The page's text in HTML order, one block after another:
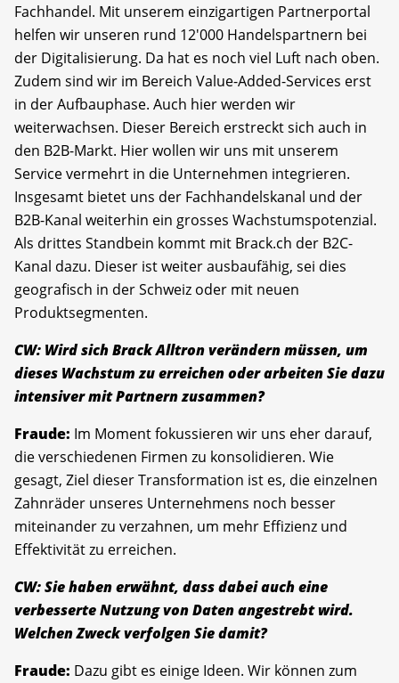
Fachhandel. Mit unserem einzigartigen Partnerportal
helfen wir unseren rund 12'000 Handelspartnern bei
der Digitalisierung. Da hat es noch viel Luft nach oben.
Zudem sind wir im Bereich Value-Added-Services erst
in der Aufbauphase. Auch hier werden wir
weiterwachsen. Dieser Bereich erstreckt sich auch in
den B2B-Markt. Hier wollen wir uns mit unserem
Service vermehrt in die Unternehmen integrieren.
Insgesamt bietet uns der Fachhandelskanal und der
B2B-Kanal weiterhin ein grosses Wachstumspotenzial.
Als drittes Standbein kommt mit Brack.ch der B2C-
Kanal dazu. Dieser ist weiter ausbaufähig, sei dies
geografisch in der Schweiz oder mit neuen
Produktsegmenten.
CW: Wird sich Brack Alltron verändern müssen, um
dieses Wachstum zu erreichen oder arbeiten Sie dazu
intensiver mit Partnern zusammen?
Fraude: Im Moment fokussieren wir uns eher darauf,
die verschiedenen Firmen zu konsolidieren. Wie
gesagt, Ziel dieser Transformation ist es, die einzelnen
Zahnräder unseres Unternehmens noch besser
miteinander zu verzahnen, um mehr Effizienz und
Effektivität zu erreichen.
CW: Sie haben erwähnt, dass dabei auch eine
verbesserte Nutzung von Daten angestrebt wird.
Welchen Zweck verfolgen Sie damit?
Fraude: Dazu gibt es einige Ideen. Wir können zum